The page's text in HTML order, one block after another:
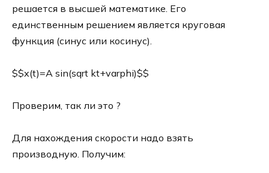
решается в высшей математике. Его
единственным решением является круговая
функция (синус или косинус).
$$x(t)=A sin(sqrt kt+varphi)$$
Проверим, так ли это ?
Для нахождения скорости надо взять
производную. Получим: